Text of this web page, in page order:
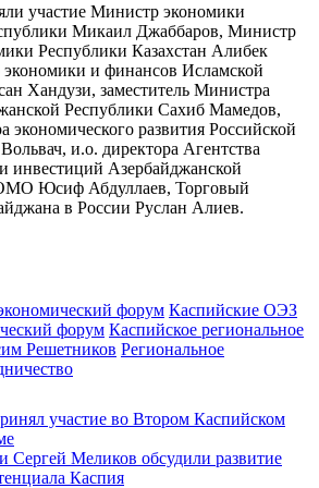
участие Министр экономики
Микаил Джаббаров, Министр
Республики Казахстан Алибек
и финансов Исламской
Хандузи, заместитель Министра
Республики Сахиб Мамедов,
экономического развития Российской
и.о. директора Агентства
инвестиций Азербайджанской
Юсиф Абдуллаев, Торговый
в России Руслан Алиев.
форум Каспийские ОЭЗ
форум Каспийское региональное
Решетников Региональное
участие во Втором Каспийском
Сергей Меликов обсудили развитие
Каспия